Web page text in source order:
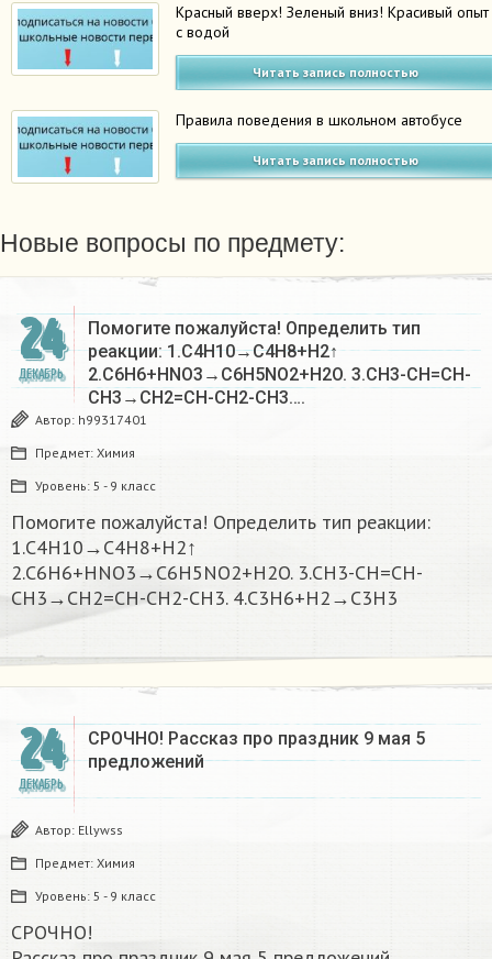
Красный вверх! Зеленый вниз! Красивый опыт
с водой
Читать запись полностью
Правила поведения в школьном автобусе
Читать запись полностью
Новые вопросы по предмету:
24
ДЕКАБРЬ
Помогите пожалуйста! Определить тип
реакции: 1.C4H10→C4H8+H2↑
2.C6H6+HNO3→C6H5NO2+H2O. 3.CH3-CH=CH-
CH3→CH2=CH-CH2-CH3….
Автор: h99317401
Предмет: Химия
Уровень: 5 - 9 класс
Помогите пожалуйста! Определить тип реакции:
1.C4H10→C4H8+H2↑
2.C6H6+HNO3→C6H5NO2+H2O. 3.CH3-CH=CH-
CH3→CH2=CH-CH2-CH3. 4.C3H6+H2→C3H3
24
ДЕКАБРЬ
СРОЧНО! Рассказ про праздник 9 мая 5
предложений
Автор: Ellywss
Предмет: Химия
Уровень: 5 - 9 класс
СРОЧНО!